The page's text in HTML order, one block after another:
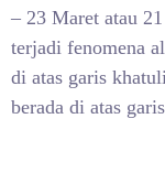
– 23 Maret atau
terjadi fenomena
di atas garis
berada di atas